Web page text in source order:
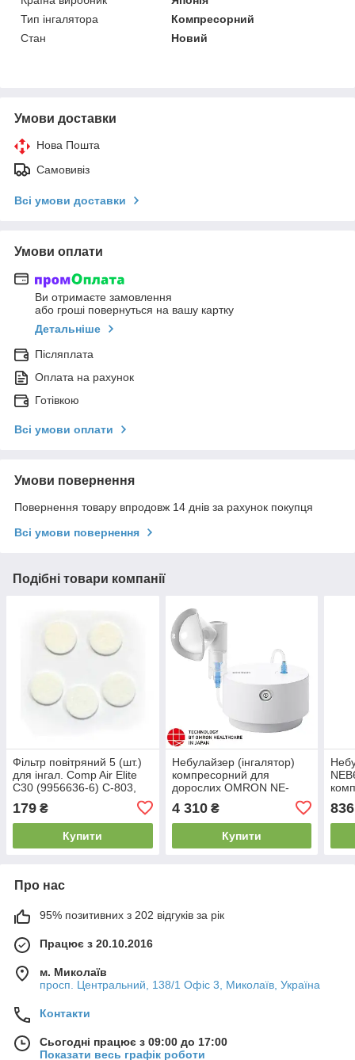
Тип інгалятора
Компресорний
Стан
Новий
Умови доставки
Нова Пошта
Самовивіз
Всі умови доставки
Умови оплати
Ви отримаєте замовлення
або гроші повернуться на вашу картку
Детальніше
Післяплата
Оплата на рахунок
Готівкою
Всі умови оплати
Умови повернення
Повернення товару впродовж 14 днів за рахунок покупця
Всі умови повернення
Подібні товари компанії
Фільтр повітряний 5 (шт.)
для інгал. Comp Air Elite
С30 (9956636-6) С-803,
179 ₴
Купити
Небулайзер (інгалятор)
компресорний для
дорослих OMRON NE-
4 310₴
Купити
836
Про нас
95% позитивних з 202 відгуків за рік
Працює з 20.10.2016
м. Миколаїв
просп. Центральний, 138/1 Офіс 3, Миколаїв, Україна
Контакти
Сьогодні працює з 09:00 до 17:00
Показати весь графік роботи